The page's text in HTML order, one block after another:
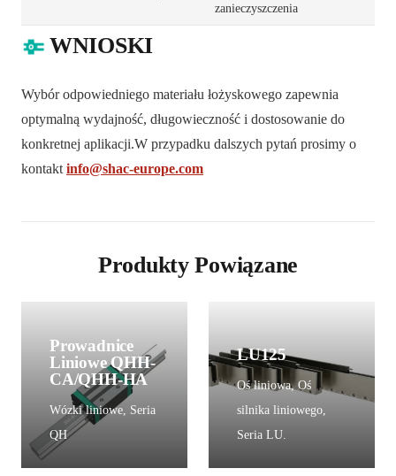
zanieczyszczenia
WNIOSKI
Wybór odpowiedniego materiału łożyskowego zapewnia
optymalną wydajność, długowieczność i dostosowanie do
konkretnej aplikacji.W przypadku dalszych pytań prosimy o
kontakt info@shac-europe.com
Produkty Powiązane
Prowadnice
Liniowe QHH-
CA/QHH-HA
Wózki liniowe Seria
QH
LU125
Oś liniowa,Oś
silnika liniowego
Seria LU.